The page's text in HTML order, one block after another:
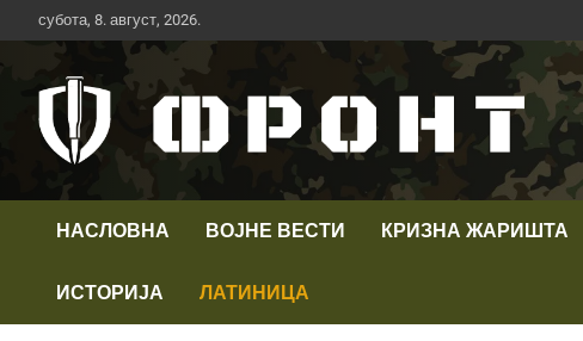
Скип
то
субота, 8. август, 2026.
Телевизија ФРОНТ
НАСЛОВНА ВОЈНЕ ВЕСТИ КРИЗНА ЖАРИШТА
ИСТОРИЈА ЛАТИНИЦА